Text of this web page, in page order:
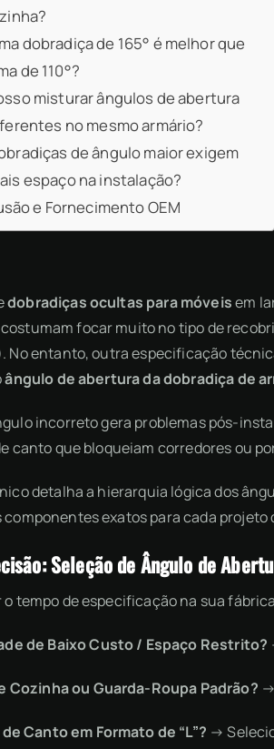
dobradiça de 165° é melhor que
de 110°?
misturar ângulos de abertura
no mesmo armário?
de ângulo maior exigem
espaço na instalação?
e Fornecimento OEM
dobradiças ocultas para móveisem
focar muito no tipo de
No entanto, outra especificação
ângulo de abertura da dobradiça de
incorreto gera problemas pós-
canto que bloqueiam corredores ou
detalha a hierarquia lógica dos
componentes exatos para cada projeto
Seleção de Ângulo de
o tempo de especificação na sua
de Baixo Custo / Espaço Restrito?
Cozinha ou Guarda-Roupa Padrão?
Canto em Formato de “L”? →